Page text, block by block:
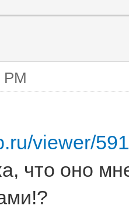
PM
viewer/
что оно